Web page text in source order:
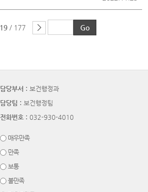
19 / 177
담당부서 : 보건행정과
담당팀 : 보건행정팀
전화번호 : 032-930-4010
매우만족
만족
보통
불만족